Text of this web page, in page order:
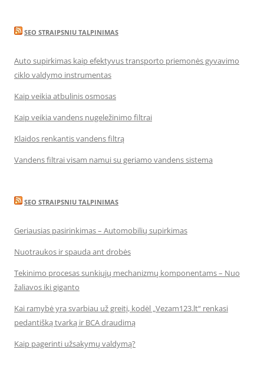
SEO STRAIPSNIU TALPINIMAS
Auto supirkimas kaip efektyvus transporto priemonės gyvavimo
ciklo valdymo instrumentas
Kaip veikia atbulinis osmosas
Kaip veikia vandens nugeležinimo filtrai
Klaidos renkantis vandens filtrą
Vandens filtrai visam namui su geriamo vandens sistema
SEO STRAIPSNIU TALPINIMAS
Geriausias pasirinkimas – Automobilių supirkimas
Nuotraukos ir spauda ant drobės
Tekinimo procesas sunkiųjų mechanizmų komponentams – Nuo
žaliavos iki giganto
Kai ramybė yra svarbiau už greitį, kodėl „Vezam123.lt“ renkasi
pedantišką tvarką ir BCA draudimą
Kaip pagerinti užsakymų valdymą?